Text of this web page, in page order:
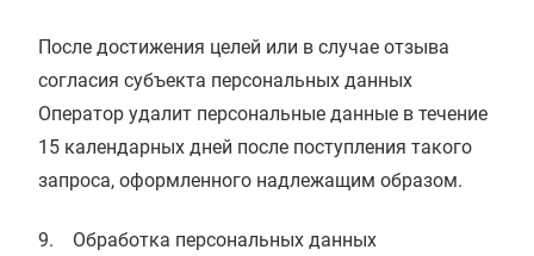
После достижения целей или в случае отзыва
согласия субъекта персональных данных
Оператор удалит персональные данные в течение
15 календарных дней после поступления такого
запроса, оформленного надлежащим образом.
9. Обработка персональных данных